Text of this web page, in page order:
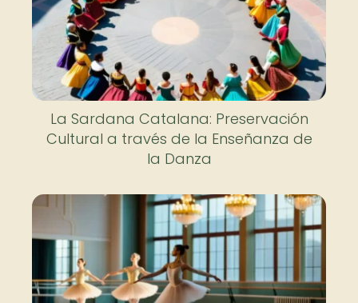
La Sardana Catalana: Preservación
Cultural a través de la Enseñanza de
la Danza